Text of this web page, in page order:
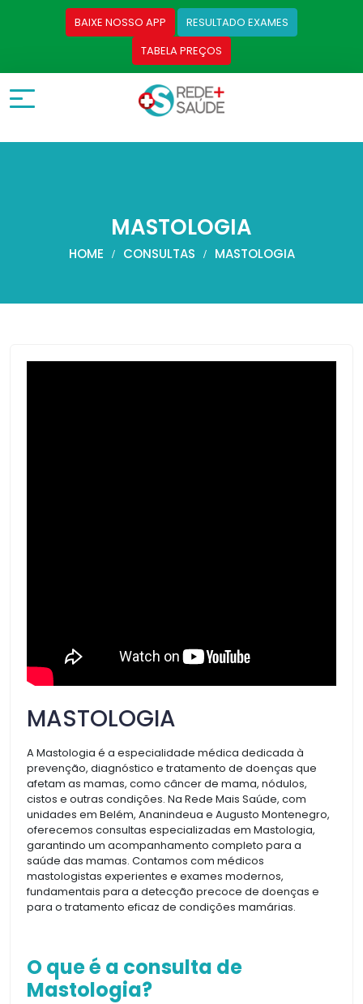
BAIXE NOSSO APP
RESULTADO EXAMES
TABELA PREÇOS
MASTOLOGIA
HOME CONSULTAS MASTOLOGIA
MASTOLOGIA
A Mastologia é a especialidade médica dedicada à
prevenção, diagnóstico e tratamento de doenças que
afetam as mamas, como câncer de mama, nódulos,
cistos e outras condições. Na Rede Mais Saúde, com
unidades em Belém, Ananindeua e Augusto Montenegro,
oferecemos consultas especializadas em Mastologia,
garantindo um acompanhamento completo para a
saúde das mamas. Contamos com médicos
mastologistas experientes e exames modernos,
fundamentais para a detecção precoce de doenças e
para o tratamento eficaz de condições mamárias.
O que é a consulta de
Mastologia?